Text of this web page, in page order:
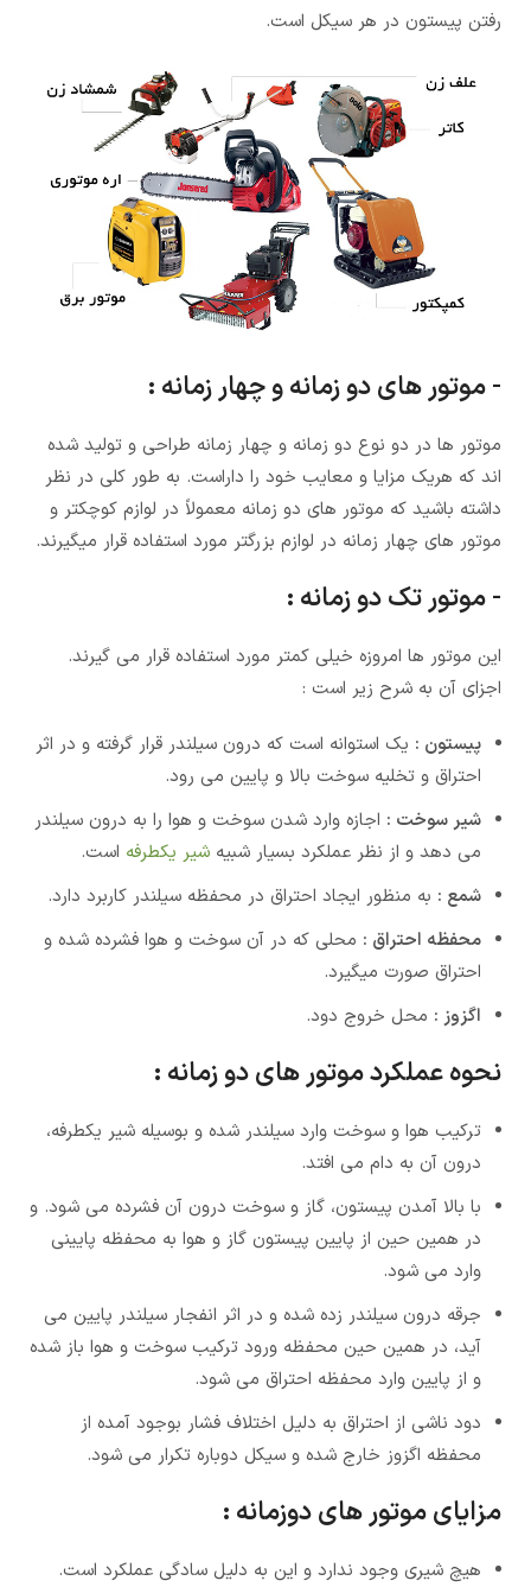
رفتن پیستون در هر سیکل است.
- موتور های دو زمانه و چهار زمانه :
موتور ها در دو نوع دو زمانه و چهار زمانه طراحی و تولید شده
اند که هریک مزایا و معایب خود را داراست. به طور کلی در نظر
داشته باشید که موتور های دو زمانه معمولاً در لوازم کوچکتر و
موتور های چهار زمانه در لوازم بزرگتر مورد استفاده قرار میگیرند.
- موتور تک دو زمانه :
این موتور ها امروزه خیلی کمتر مورد استفاده قرار می گیرند.
اجزای آن به شرح زیر است :
پیستون : یک استوانه است که درون سیلندر قرار گرفته و در اثر
احتراق و تخلیه سوخت بالا و پایین می رود.
شیر سوخت : اجازه وارد شدن سوخت و هوا را به درون سیلندر
می دهد و از نظر عملکرد بسیار شبیه شیر یکطرفه است.
شمع : به منظور ایجاد احتراق در محفظه سیلندر کاربرد دارد.
محفظه احتراق : محلی که در آن سوخت و هوا فشرده شده و
احتراق صورت میگیرد.
اگزوز : محل خروج دود.
نحوه عملکرد موتور های دو زمانه :
ترکیب هوا و سوخت وارد سیلندر شده و بوسیله شیر یکطرفه،
درون آن به دام می افتد.
با بالا آمدن پیستون، گاز و سوخت درون آن فشرده می شود. و
در همین حین از پایین پیستون گاز و هوا به محفظه پایینی
وارد می شود.
جرقه درون سیلندر زده شده و در اثر انفجار سیلندر پایین می
آید، در همین حین محفظه ورود ترکیب سوخت و هوا باز شده
و از پایین وارد محفظه احتراق می شود.
دود ناشی از احتراق به دلیل اختلاف فشار بوجود آمده از
محفظه اگزوز خارج شده و سیکل دوباره تکرار می شود.
مزایای موتور های دوزمانه :
هیچ شیری وجود ندارد و این به دلیل سادگی عملکرد است.